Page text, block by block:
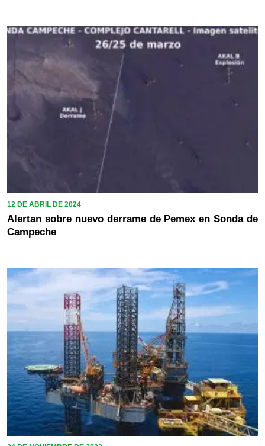
12 DE ABRIL DE 2024
Alertan sobre nuevo derrame de Pemex en Sonda de
Campeche